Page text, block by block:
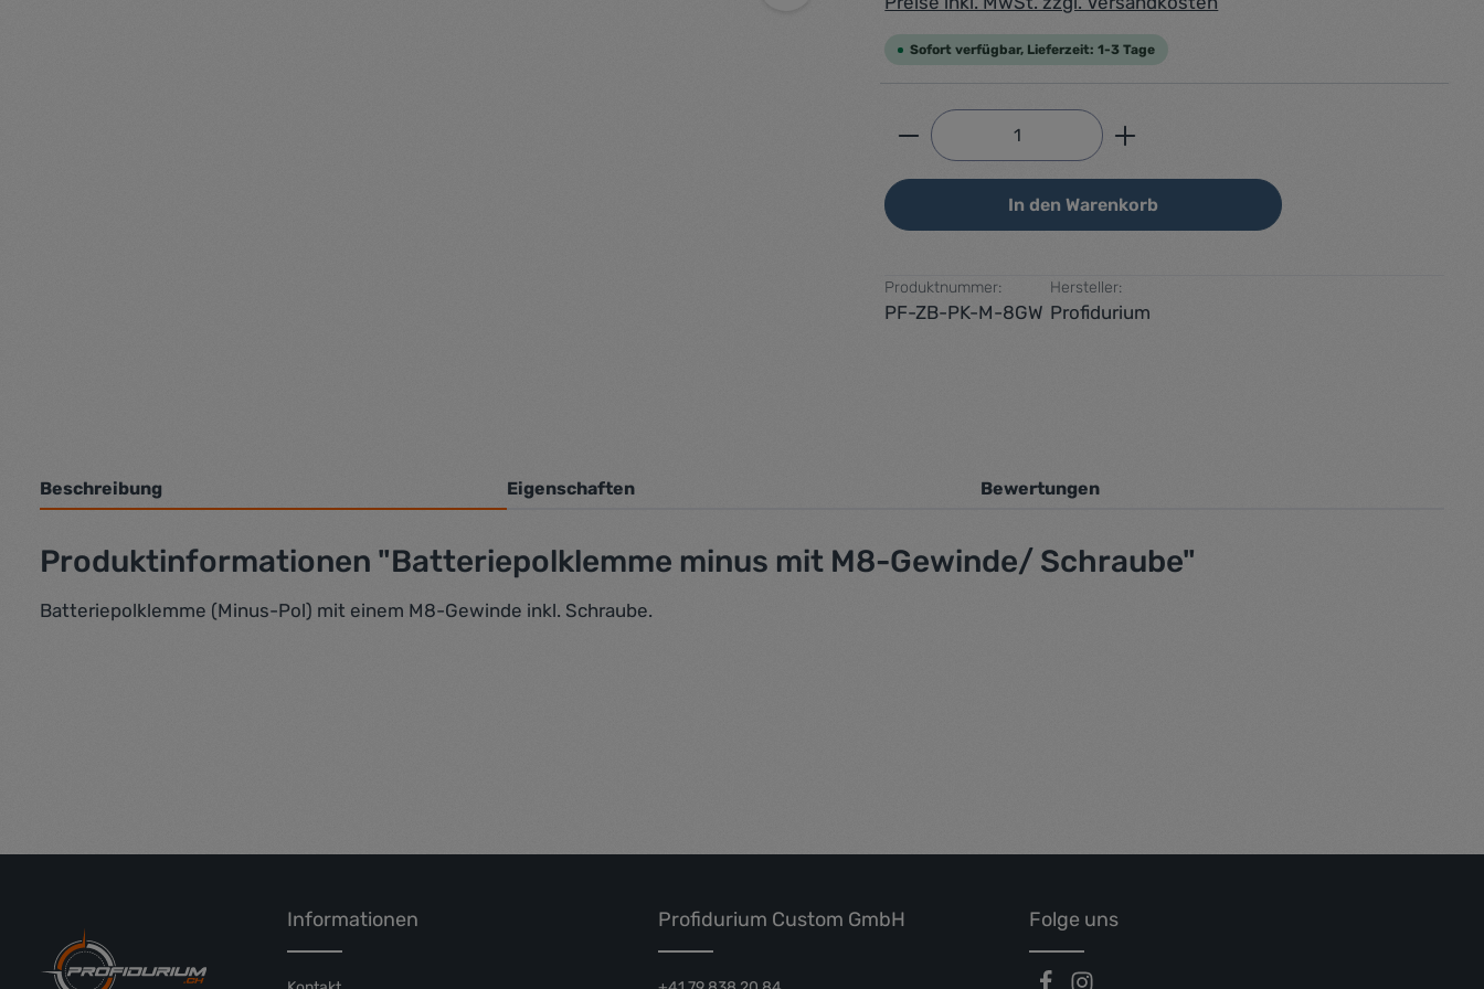
Sofort verfügbar, Lieferzeit: 1-3 Tage
Produkt Anzahl: Gib den gewünschten Wert
In den Warenkorb
Produktnummer:
PF-ZB-PK-M-8GW
Hersteller:
Profidurium
Beschreibung Eigenschaften Bewertungen
Produktinformationen "Batteriepolklemme minus mit M8-Gewinde/ Schraube"
Batteriepolklemme (Minus-Pol) mit einem M8-Gewinde inkl. Schraube.
Informationen Profidurium Custom GmbH Folge uns